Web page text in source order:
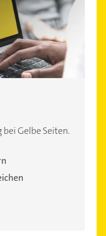
Gelbe Seiten.